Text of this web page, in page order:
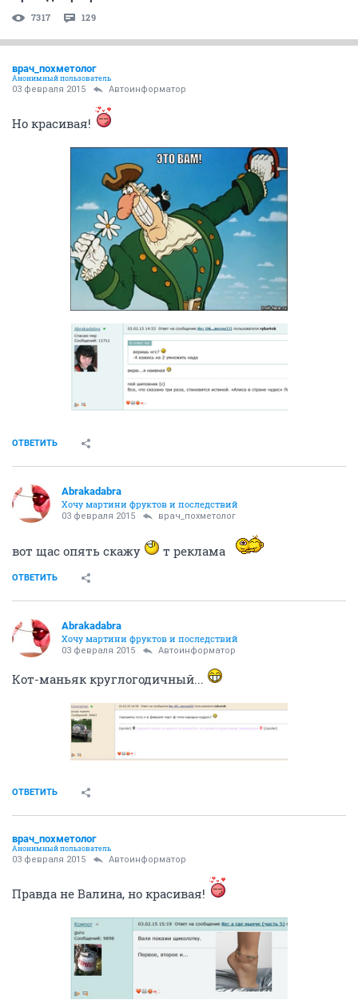
7317 129
врач_похметолог
Анонимный пользователь
03 февраля 2015 Автоинформатор
Но красивая!
ОТВЕТИТЬ
Abrakadabra
Хочу мартини фруктов и последствий
03 февраля 2015 врач_похметолог
вот щас опять скажу т реклама
ОТВЕТИТЬ
Abrakadabra
Хочу мартини фруктов и последствий
03 февраля 2015 Автоинформатор
Кот-маньяк круглогодичный...
ОТВЕТИТЬ
врач_похметолог
Анонимный пользователь
03 февраля 2015 Автоинформатор
Правда не Валина, но красивая!